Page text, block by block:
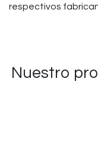
respectivos
Nuestro